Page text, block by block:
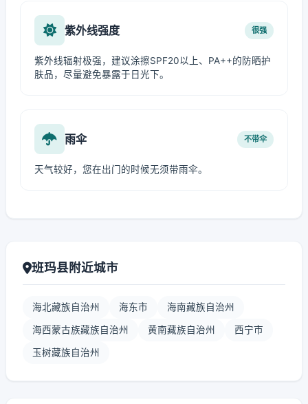
紫外线强度 很强
紫外线辐射极强，建议涂擦SPF20以上、PA++的防晒护
肤品，尽量避免暴露于日光下。
雨伞 不带伞
天气较好，您在出门的时候无须带雨伞。
班玛县附近城市
海北藏族自治州 海东市 海南藏族自治州
海西蒙古族藏族自治州 黄南藏族自治州 西宁市
玉树藏族自治州